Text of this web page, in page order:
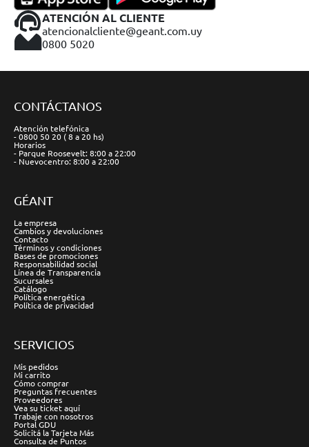
ATENCIÓN AL CLIENTE
atencionalcliente@geant.com.uy
0800 5020
CONTÁCTANOS
Atención telefónica
- 0800 50 20 ( 8 a 20 hs)
Horarios
- Parque Roosevelt: 8:00 a 22:00
- Nuevocentro: 8:00 a 22:00
GÉANT
La empresa
Cambios y devoluciones
Contacto
Términos y condiciones
Bases de promociones
Responsabilidad social
Línea de Transparencia
Sucursales
Catálogo
Política energética
Política de privacidad
SERVICIOS
Mis pedidos
Mi carrito
Cómo comprar
Preguntas frecuentes
Proveedores
Vea su ticket aquí
Trabaje con nosotros
Portal GDU
Solicitá la Tarjeta Más
Consulta de Puntos